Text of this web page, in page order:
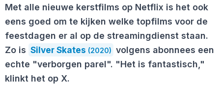
Met alle nieuwe kerstfilms op Netflix is het ook
eens goed om te kijken welke topfilms voor de
feestdagen er al op de streamingdienst staan.
Zo is Silver Skates (2020) volgens abonnees een
echte "verborgen parel". "Het is fantastisch,"
klinkt het op X.